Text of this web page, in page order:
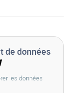
de données
les données